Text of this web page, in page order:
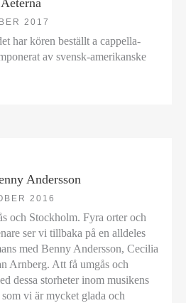
2017
har kören beställt a cappella-
av svensk-amerikanske
Andersson
2016
och Stockholm. Fyra orter och
ser vi tillbaka på en alldeles
med Benny Andersson, Cecilia
Arnberg. Att få umgås och
dessa storheter inom musikens
vi är mycket glada och